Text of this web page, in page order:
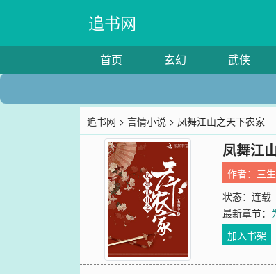
追书网
首页 玄幻 武侠
追书网 >言情小说 > 凤舞江山之天下农家
凤舞江
作者： 三
状态：连载
最新章节：
加入书架